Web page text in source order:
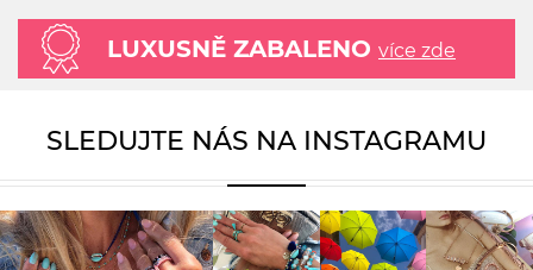
LUXUSNĚ ZABALENO více zde
SLEDUJTE NÁS NA INSTAGRAMU